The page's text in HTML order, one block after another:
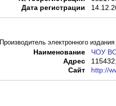
Дата регистрации
Производитель электронного издания
Наименование
ЧОУ ВО
Адрес
Сайт
http://